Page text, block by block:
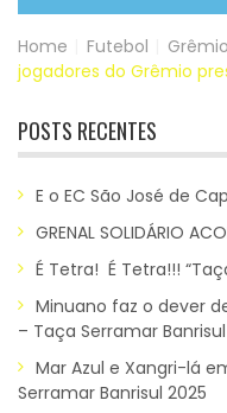
Home Futebol Grêmio
jogadores do Grêmio
POSTS RECENTES
E o EC São José de
GRENAL SOLIDÁRIO
É Tetra! É Tetra!!!
Minuano faz o dever
– Taça Serramar
Mar Azul e Xangri-lá
Serramar Banrisul 2025